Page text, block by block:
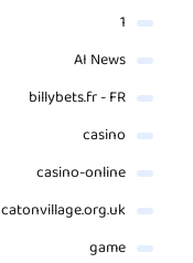
1
AI News
billybets.fr - FR
casino
casino-online
catonvillage.org.uk
game